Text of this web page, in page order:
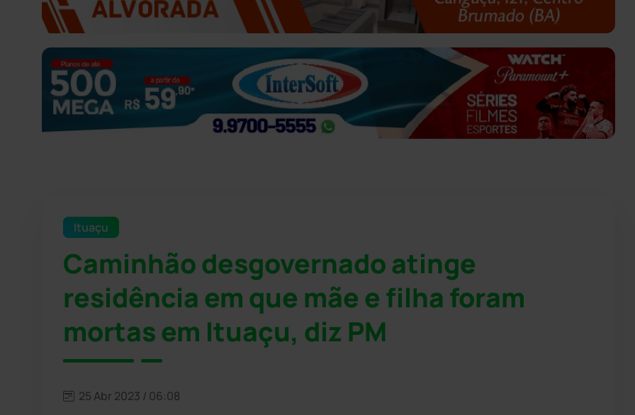
Ituaçu
Caminhão desgovernado atinge
residência em que mãe e filha foram
mortas em Ituaçu, diz PM
25 Abr 2023 / 06:08